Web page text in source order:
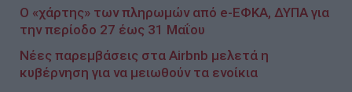
Ο «χάρτης» των πληρωμών από e-ΕΦΚΑ, ΔΥΠΑ για
την περίοδο 27 έως 31 Μαΐου
Νέες παρεμβάσεις στα Airbnb μελετά η
κυβέρνηση για να μειωθούν τα ενοίκια